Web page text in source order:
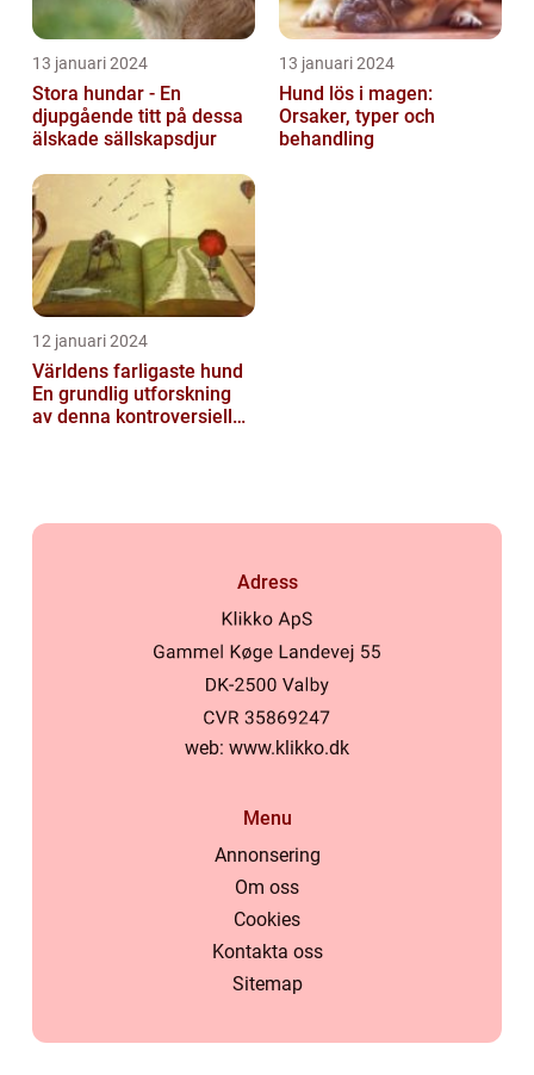
13 januari 2024
Stora hundar - En
djupgående titt på dessa
älskade sällskapsdjur
13 januari 2024
Hund lös i magen:
Orsaker, typer och
behandling
12 januari 2024
Världens farligaste hund
En grundlig utforskning
av denna kontroversiella
Adress
web: www.klikko.dk
Menu
Annonsering
Om oss
Cookies
Kontakta oss
Sitemap